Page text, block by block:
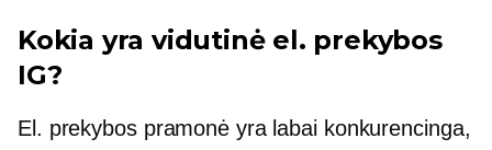
Kokia yra vidutinė el. prekybos
IG?
El. prekybos pramonė yra labai konkurencinga,